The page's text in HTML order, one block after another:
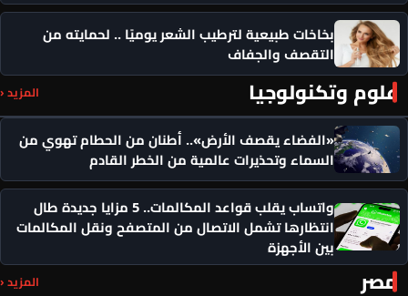
بخاخات طبيعية لترطيب الشعر يوميًا .. لحمايته من
التقصف والجفاف
علوم وتكنولوجيا المزيد ‹
«الفضاء يقصف الأرض».. أطنان من الحطام تهوي من
السماء وتحذيرات عالمية من الخطر القادم
واتساب يقلب قواعد المكالمات.. 5 مزايا جديدة طال
انتظارها تشمل الاتصال من المتصفح ونقل المكالمات
بين الأجهزة
مصر المزيد ‹